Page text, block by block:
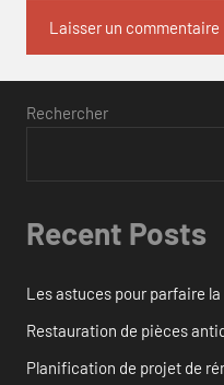
Rechercher
Recent Posts
Les astuces pour parfaire
Restauration de pièces
Planification de projet de